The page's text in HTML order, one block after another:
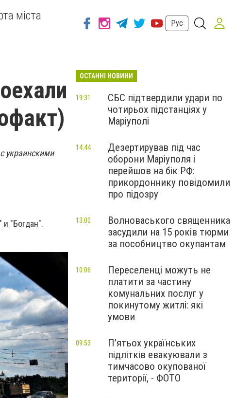
міста
Рус
украинскими
"Богдан".
ОСТАННІ НОВИНИ
СБС підтвердили удари по
чотирьох підстанціях у
Маріуполі
19:31
Дезертирував під час
оборони Маріуполя і
перейшов на бік РФ:
прикордоннику повідомили
про підозру
14:44
Волноваського священника
засудили на 15 років тюрми
за пособництво окупантам
13:00
Переселенці можуть не
платити за частину
комунальних послуг у
покинутому житлі: які
умови
10:06
П’ятьох українських
підлітків евакуювали з
тимчасово окупованої
території, - ФОТО
09:53